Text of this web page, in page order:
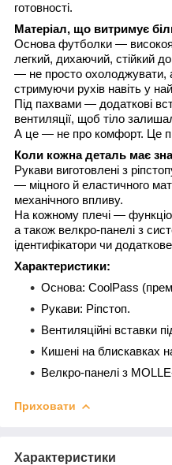
готовності.
Матеріал, що витримує
Основа футболки —
легкий, дихаючий, стійкий
— не просто охолоджувати,
стримуючи рухів навіть у
Під пахвами — додаткові
вентиляції, щоб тіло
А це — не про комфорт. Це
Коли кожна деталь має
Рукави виготовлені з
— міцного й еластичного
механічного впливу.
На кожному плечі —
а також велкро-панелі з
ідентифікатори чи
Характеристики:
Основа: CoolPass
Рукави: Ріпстоп.
Вентиляційні вставки
Кишені на блискавках
Велкро-панелі з
Приховати
Характеристики